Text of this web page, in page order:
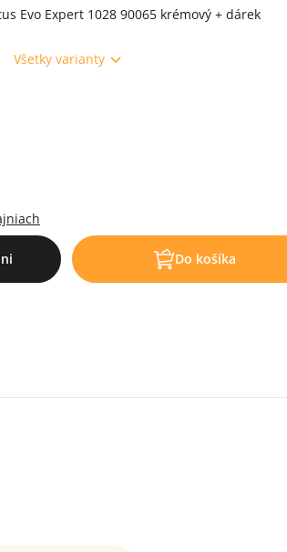
Evo Expert 1028 90065 krémový + dárek
Všetky varianty
Do košíka